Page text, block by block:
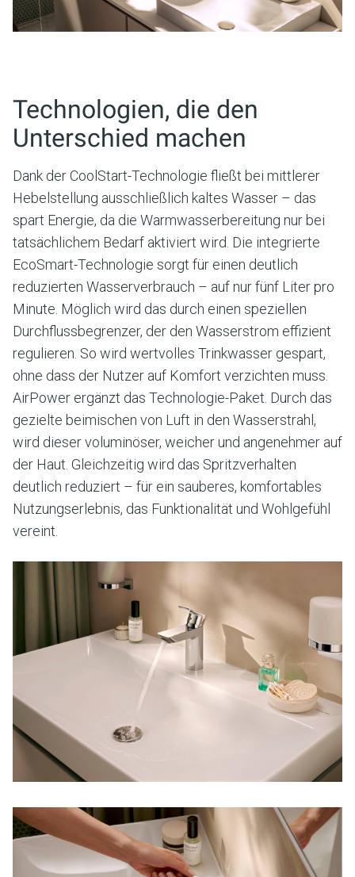
Technologien, die den
Unterschied machen
Dank der CoolStart-Technologie fließt bei mittlerer
Hebelstellung ausschließlich kaltes Wasser – das
spart Energie, da die Warmwasserbereitung nur bei
tatsächlichem Bedarf aktiviert wird. Die integrierte
EcoSmart-Technologie sorgt für einen deutlich
reduzierten Wasserverbrauch – auf nur fünf Liter pro
Minute. Möglich wird das durch einen speziellen
Durchflussbegrenzer, der den Wasserstrom effizient
regulieren. So wird wertvolles Trinkwasser gespart,
ohne dass der Nutzer auf Komfort verzichten muss.
AirPower ergänzt das Technologie-Paket. Durch das
gezielte beimischen von Luft in den Wasserstrahl,
wird dieser voluminöser, weicher und angenehmer auf
der Haut. Gleichzeitig wird das Spritzverhalten
deutlich reduziert – für ein sauberes, komfortables
Nutzungserlebnis, das Funktionalität und Wohlgefühl
vereint.